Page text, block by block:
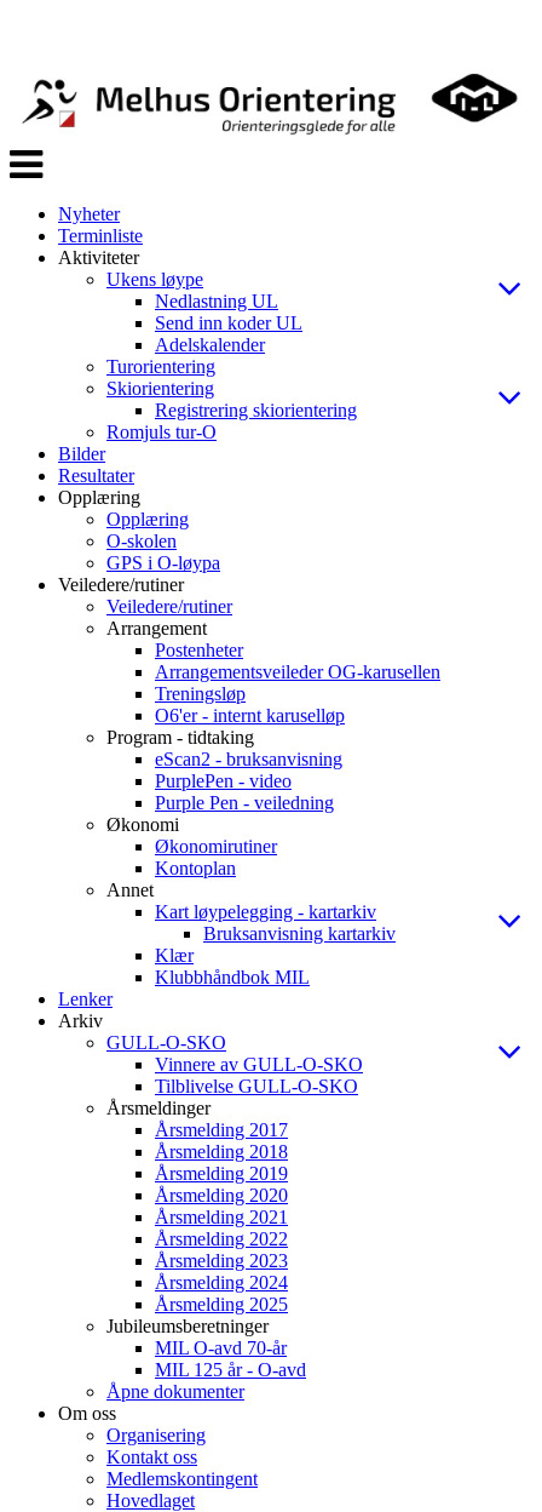
Veksle
navigasjon
Nyheter
Terminliste
Aktiviteter
Ukens løype
Nedlastning UL
Send inn koder UL
Adelskalender
Turorientering
Skiorientering
Registrering skiorientering
Romjuls tur-O
Bilder
Resultater
Opplæring
Opplæring
O-skolen
GPS i O-løypa
Veiledere/rutiner
Veiledere/rutiner
Arrangement
Postenheter
Arrangementsveileder OG-karusellen
Treningsløp
O6'er - internt karuselløp
Program - tidtaking
eScan2 - bruksanvisning
PurplePen - video
Purple Pen - veiledning
Økonomi
Økonomirutiner
Kontoplan
Annet
Kart løypelegging - kartarkiv
Bruksanvisning kartarkiv
Klær
Klubbhåndbok MIL
Lenker
Arkiv
GULL-O-SKO
Vinnere av GULL-O-SKO
Tilblivelse GULL-O-SKO
Årsmeldinger
Årsmelding 2017
Årsmelding 2018
Årsmelding 2019
Årsmelding 2020
Årsmelding 2021
Årsmelding 2022
Årsmelding 2023
Årsmelding 2024
Årsmelding 2025
Jubileumsberetninger
MIL O-avd 70-år
MIL 125 år - O-avd
Åpne dokumenter
Om oss
Organisering
Kontakt oss
Medlemskontingent
Hovedlaget